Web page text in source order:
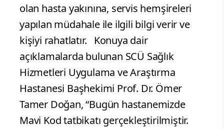
olan hasta yakınına, servis hemşireleri
yapılan müdahale ile ilgili bilgi verir ve
kişiyi rahatlatır. Konuya dair
açıklamalarda bulunan SCÜ Sağlık
Hizmetleri Uygulama ve Araştırma
Hastanesi Başhekimi Prof. Dr. Ömer
Tamer Doğan, “Bugün hastanemizde
Mavi Kod tatbikatı gerçekleştirilmiştir.